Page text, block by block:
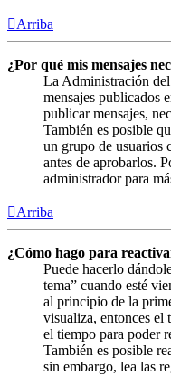
Arriba
¿Por qué mis mensajes
La Administración
mensajes publicados
publicar mensajes,
También es posible
un grupo de usuarios
antes de aprobarlos.
administrador para
Arriba
¿Cómo hago para
Puede hacerlo
tema” cuando esté
al principio de la
visualiza, entonces el
el tiempo para poder
También es posible
sin embargo, lea las